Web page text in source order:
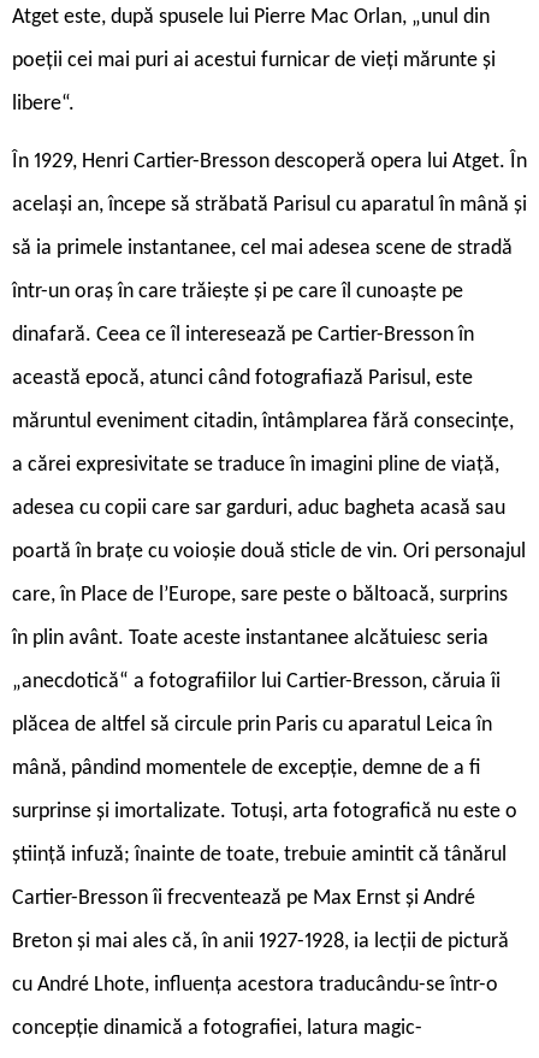
Atget este, după spusele lui Pierre Mac Orlan, „unul din
poeții cei mai puri ai acestui furnicar de vieți mărunte și
libere“.
În 1929, Henri Cartier-Bresson descoperă opera lui Atget. În
același an, începe să străbată Parisul cu aparatul în mână și
să ia primele instantanee, cel mai adesea scene de stradă
într-un oraș în care trăiește și pe care îl cunoaște pe
dinafară. Ceea ce îl interesează pe Cartier-Bresson în
această epocă, atunci când fotografiază Parisul, este
măruntul eveniment citadin, întâmplarea fără consecințe,
a cărei expresivitate se traduce în imagini pline de viață,
adesea cu copii care sar garduri, aduc bagheta acasă sau
poartă în brațe cu voioșie două sticle de vin. Ori personajul
care, în Place de l’Europe, sare peste o băltoacă, surprins
în plin avânt. Toate aceste instantanee alcătuiesc seria
„anecdotică“ a fotografiilor lui Cartier-Bresson, căruia îi
plăcea de altfel să circule prin Paris cu aparatul Leica în
mână, pândind momentele de excepție, demne de a fi
surprinse și imortalizate. Totuși, arta fotografică nu este o
știință infuză; înainte de toate, trebuie amintit că tânărul
Cartier-Bresson îi frecventează pe Max Ernst și André
Breton și mai ales că, în anii 1927-1928, ia lecții de pictură
cu André Lhote, influența acestora traducându-se într-o
concepție dinamică a fotografiei, latura magic-